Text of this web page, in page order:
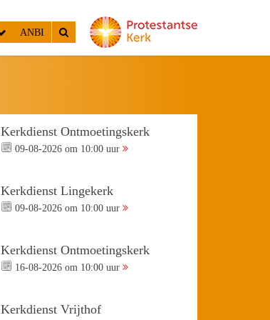
ANBI
Kerkdienst Ontmoetingskerk
09-08-2026 om 10:00 uur
Kerkdienst Lingekerk
09-08-2026 om 10:00 uur
Kerkdienst Ontmoetingskerk
16-08-2026 om 10:00 uur
Kerkdienst Vrijthof